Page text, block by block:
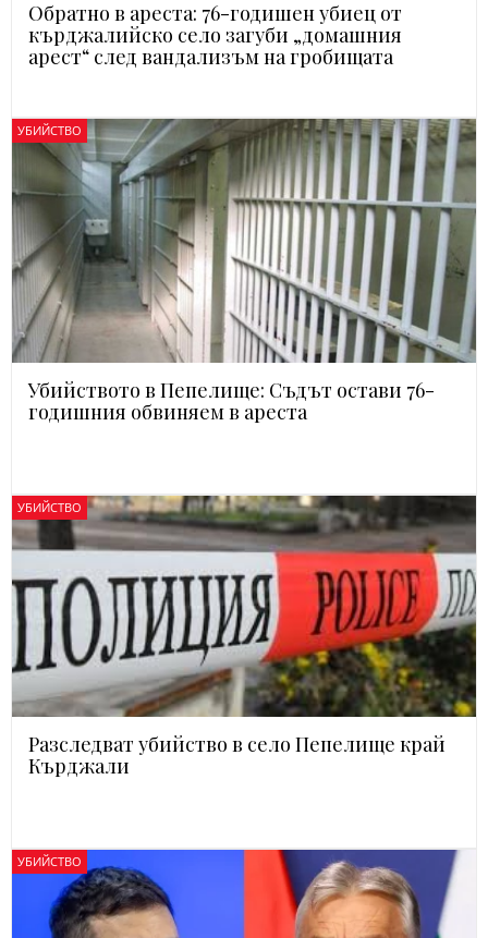
Обратно в ареста: 76-годишен убиец от
кърджалийско село загуби „домашния
арест“ след вандализъм на гробищата
УБИЙСТВО
Убийството в Пепелище: Съдът остави 76-
годишния обвиняем в ареста
УБИЙСТВО
Разследват убийство в село Пепелище край
Кърджали
УБИЙСТВО